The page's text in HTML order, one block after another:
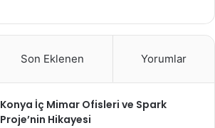
Son Eklenen Yorumlar
Konya İç Mimar Ofisleri ve Spark
Proje’nin Hikayesi